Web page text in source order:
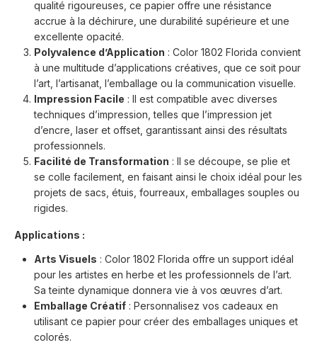
qualité rigoureuses, ce papier offre une résistance
accrue à la déchirure, une durabilité supérieure et une
excellente opacité.
Polyvalence d’Application : Color 1802 Florida convient
à une multitude d’applications créatives, que ce soit pour
l’art, l’artisanat, l’emballage ou la communication visuelle.
Impression Facile : Il est compatible avec diverses
techniques d’impression, telles que l’impression jet
d’encre, laser et offset, garantissant ainsi des résultats
professionnels.
Facilité de Transformation : Il se découpe, se plie et
se colle facilement, en faisant ainsi le choix idéal pour les
projets de sacs, étuis, fourreaux, emballages souples ou
rigides.
Applications :
Arts Visuels : Color 1802 Florida offre un support idéal
pour les artistes en herbe et les professionnels de l’art.
Sa teinte dynamique donnera vie à vos œuvres d’art.
Emballage Créatif : Personnalisez vos cadeaux en
utilisant ce papier pour créer des emballages uniques et
colorés.